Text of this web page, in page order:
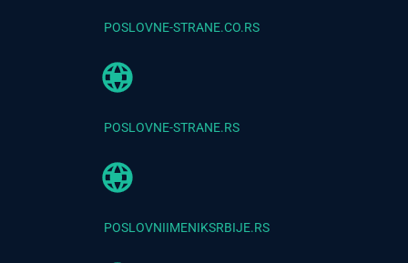
POSLOVNE-STRANE.CO.RS
POSLOVNE-STRANE.RS
POSLOVNIIMENIKSRBIJE.RS